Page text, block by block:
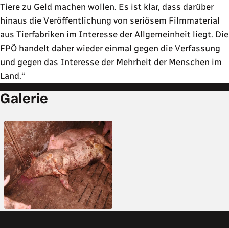
Tiere zu Geld machen wollen. Es ist klar, dass darüber
hinaus die Veröffentlichung von seriösem Filmmaterial
aus Tierfabriken im Interesse der Allgemeinheit liegt. Die
FPÖ handelt daher wieder einmal gegen die Verfassung
und gegen das Interesse der Mehrheit der Menschen im
Land.
Galerie